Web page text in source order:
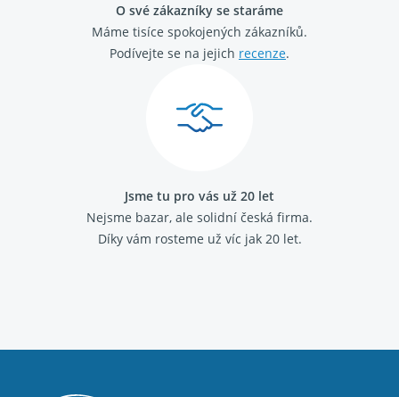
O své zákazníky se staráme
Máme tisíce spokojených zákazníků.
Podívejte se na jejich recenze.
Jsme tu pro vás už 20 let
Nejsme bazar, ale solidní česká firma.
Díky vám rosteme už víc jak 20 let.